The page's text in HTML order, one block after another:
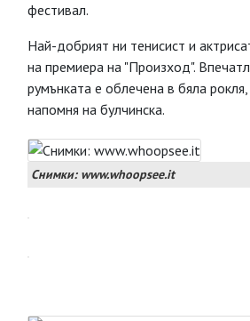
фестивал.
Най-добрият ни тенисист и
на премиера на "Произход".
румънката е облечена в бяла
напомня на булчинска.
Снимки: www.whoopsee.it